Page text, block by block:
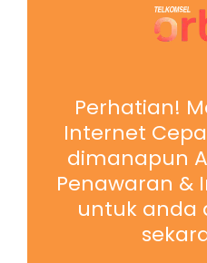
Perhatian!
Internet
dimanapun
Penawaran &
untuk anda